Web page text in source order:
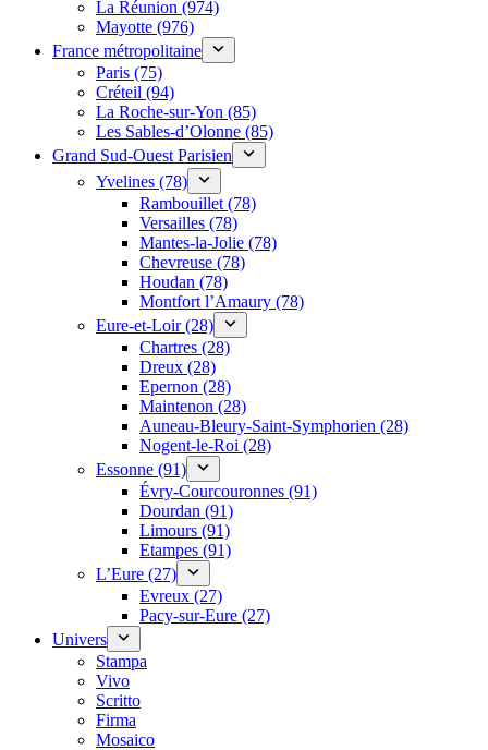
La Réunion (974)
Mayotte (976)
France métropolitaine
Paris (75)
Créteil (94)
La Roche-sur-Yon (85)
Les Sables-d’Olonne (85)
Grand Sud-Ouest Parisien
Yvelines (78)
Rambouillet (78)
Versailles (78)
Mantes-la-Jolie (78)
Chevreuse (78)
Houdan (78)
Montfort l’Amaury (78)
Eure-et-Loir (28)
Chartres (28)
Dreux (28)
Epernon (28)
Maintenon (28)
Auneau-Bleury-Saint-Symphorien (28)
Nogent-le-Roi (28)
Essonne (91)
Évry-Courcouronnes (91)
Dourdan (91)
Limours (91)
Etampes (91)
L’Eure (27)
Evreux (27)
Pacy-sur-Eure (27)
Univers
Stampa
Vivo
Scritto
Firma
Mosaico